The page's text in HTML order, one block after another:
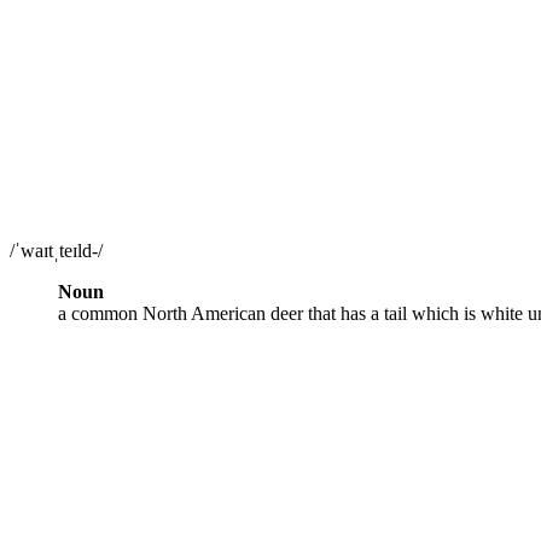
/ˈwaɪtˌteɪld-/
Noun
a common North American deer that has a tail which is white